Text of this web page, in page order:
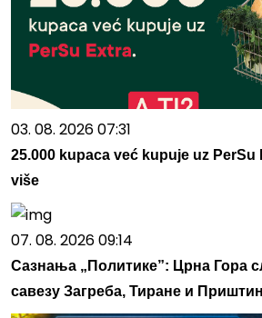
03. 08. 2026 07:31
25.000 kupaca već kupuje uz PerSu
više
07. 08. 2026 09:14
Сазнања „Политике”: Црна Гора
савезу Загреба, Тиране и